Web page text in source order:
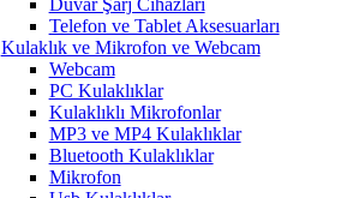
Duvar Şarj Cihazları
Telefon ve Tablet Aksesuarları
Kulaklık ve Mikrofon ve Webcam
Webcam
PC Kulaklıklar
Kulaklıklı Mikrofonlar
MP3 ve MP4 Kulaklıklar
Bluetooth Kulaklıklar
Mikrofon